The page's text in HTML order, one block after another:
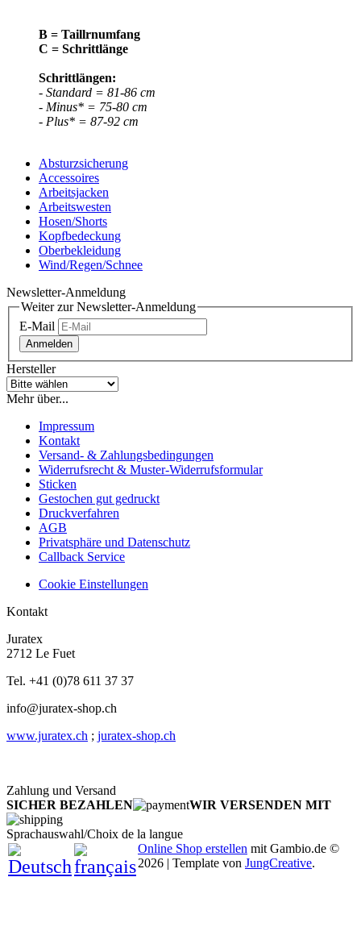
B = Taillrnumfang
C = Schrittlänge
Schrittlängen:
- Standard = 81-86 cm
- Minus* = 75-80 cm
- Plus* = 87-92 cm
Absturzsicherung
Accessoires
Arbeitsjacken
Arbeitswesten
Hosen/Shorts
Kopfbedeckung
Oberbekleidung
Wind/Regen/Schnee
Newsletter-Anmeldung
Weiter zur Newsletter-Anmeldung
E-Mail
Anmelden
Hersteller
Mehr über...
Impressum
Kontakt
Versand- & Zahlungsbedingungen
Widerrufsrecht & Muster-Widerrufsformular
Sticken
Gestochen gut gedruckt
Druckverfahren
AGB
Privatsphäre und Datenschutz
Callback Service
Cookie Einstellungen
Kontakt
Juratex
2712 Le Fuet
Tel. +41 (0)78 611 37 37
info@juratex-shop.ch
www.juratex.ch ; juratex-shop.ch
Zahlung und Versand
SICHER BEZAHLEN
WIR VERSENDEN MIT
Sprachauswahl/Choix de la langue
Online Shop erstellen mit Gambio.de ©
2026 | Template von JungCreative.